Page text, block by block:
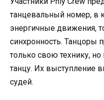
танцевальный номер, в
энергичные движения,
синхронность. Танцоры
только свою технику, но
танцу. Их выступление
судей.